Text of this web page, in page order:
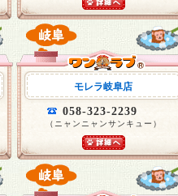
モレラ岐阜店
058-323-2239
（ニャンニャンサンキュー）